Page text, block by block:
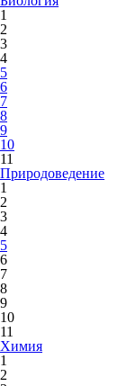
1
2
3
4
5
6
7
8
9
10
11
Природоведение
1
2
3
4
5
6
7
8
9
10
11
Химия
1
2